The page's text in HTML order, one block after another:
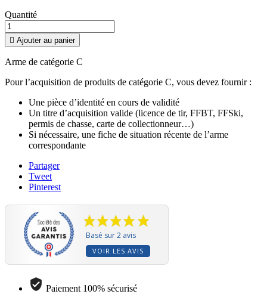
Quantité
 Ajouter au panier
Arme de catégorie C
Pour l’acquisition de produits de catégorie C, vous devez fournir :
Une pièce d’identité en cours de validité
Un titre d’acquisition valide (licence de tir, FFBT, FFSki,
permis de chasse, carte de collectionneur…)
Si nécessaire, une fiche de situation récente de l’arme
correspondante
Partager
Tweet
Pinterest
Basé sur 2 avis
VOIR LES AVIS
Paiement 100% sécurisé